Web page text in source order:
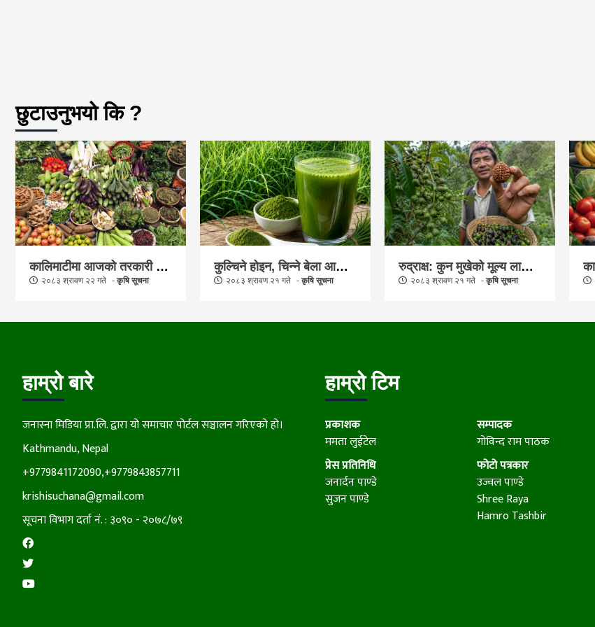
छुटाउनुभयो कि ?
कालिमाटीमा आजको तरकारी र फलफूलको भाउ कति ? (मूल्यसूचीसहित)
२०८३ श्रावण २२ गते कृषि सूचना
कुल्चिने होइन, चिन्ने बेला आयो दुबोलाई : धार्मिक विश्वास, वैज्ञानिक चासो र मूल्य अभिवृद्धिले बदलिँदै यसको पहिचान र बजार
२०८३ श्रावण २१ गते कृषि सूचना
रुद्राक्ष: कुन मुखेको मूल्य लाखौँदेखि करोडौँ रुपैयाँसम्म पुग्छ ? बिरुवा उत्पादनदेखि व्यावसायिक खेती, बगान व्यवस्थापन र अन्तर्राष्ट्रिय बजारसम्म किसानले जान्नैपर्ने सम्पूर्ण जानकारी
२०८३ श्रावण २१ गते कृषि सूचना
हाम्रो बारे
जनास्ना मिडिया प्रा.लि. द्वारा यो समाचार पोर्टल सञ्चालन गरिएको हो।
Kathmandu, Nepal
+9779841172090,+9779843857711
krishisuchana@gmail.com
सूचना विभाग दर्ता नं. : ३०९० - २०७८/७९
हाम्रो टिम
प्रकाशक
ममता लुईटेल
सम्पादक
गोविन्द राम पाठक
प्रेस प्रतिनिधि
जनार्दन पाण्डे
सुजन पाण्डे
फोटो पत्रकार
उज्वल पाण्डे
Shree Raya
Hamro Tashbir